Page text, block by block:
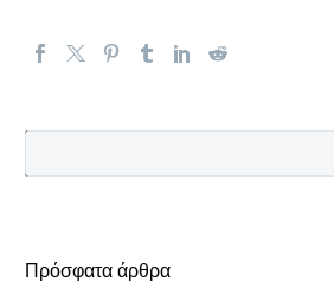
Πρόσφατα άρθρα